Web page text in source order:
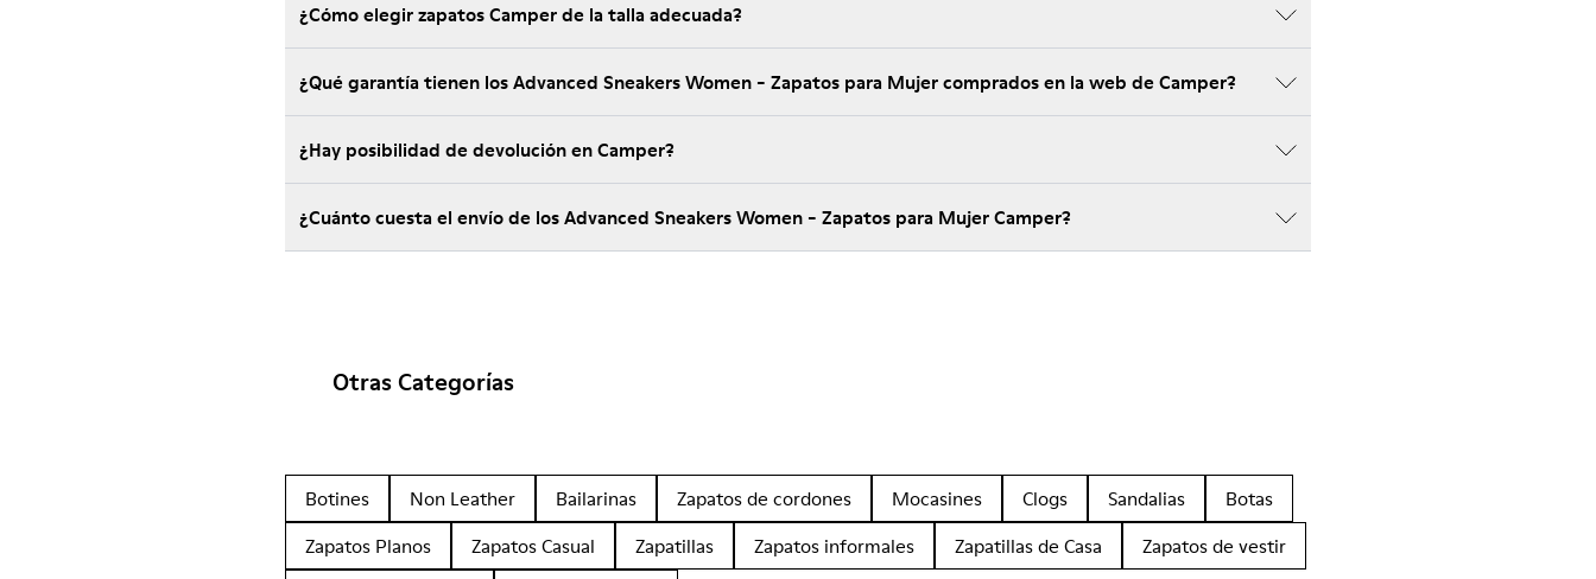
¿Cómo elegir zapatos Camper de la talla adecuada?
¿Qué garantía tienen los Advanced Sneakers Women - Zapatos para Mujer comprados en la web de Camper?
¿Hay posibilidad de devolución en Camper?
¿Cuánto cuesta el envío de los Advanced Sneakers Women - Zapatos para Mujer Camper?
Otras Categorías
Botines Non Leather Bailarinas Zapatos de cordones Mocasines Clogs Sandalias
Botas
Zapatos Planos
Zapatos Casual Zapatillas Zapatos informales Zapatillas de Casa
Zapatos de vestir